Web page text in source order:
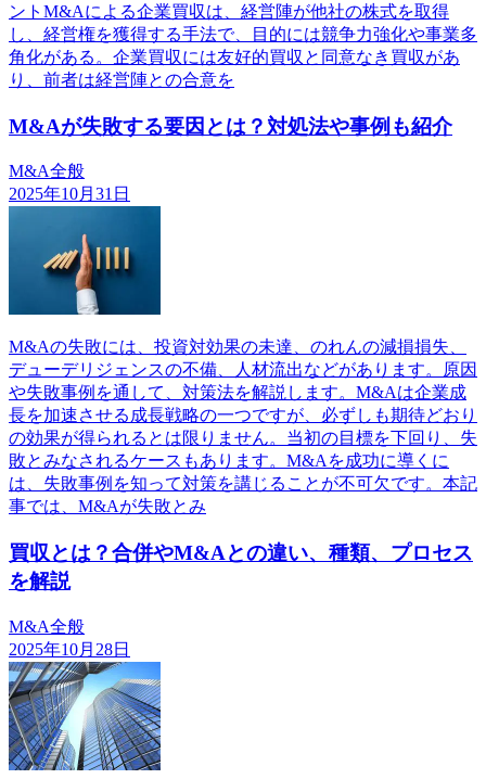
ントM&Aによる企業買収は、経営陣が他社の株式を取得
し、経営権を獲得する手法で、目的には競争力強化や事業多
角化がある。企業買収には友好的買収と同意なき買収があ
り、前者は経営陣との合意を
M&Aが失敗する要因とは？対処法や事例も紹介
M&A全般
2025年10月31日
M&Aの失敗には、投資対効果の未達、のれんの減損損失、
デューデリジェンスの不備、人材流出などがあります。原因
や失敗事例を通して、対策法を解説します。M&Aは企業成
長を加速させる成長戦略の一つですが、必ずしも期待どおり
の効果が得られるとは限りません。当初の目標を下回り、失
敗とみなされるケースもあります。M&Aを成功に導くに
は、失敗事例を知って対策を講じることが不可欠です。本記
事では、M&Aが失敗とみ
買収とは？合併やM&Aとの違い、種類、プロセス
を解説
M&A全般
2025年10月28日